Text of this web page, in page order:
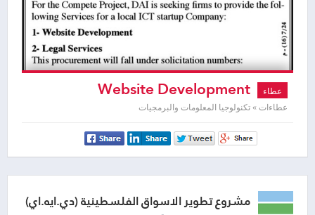
عطاء
عطاءات » تكنولوجيا المعلومات والبرمجيات
مشروع تطوير الاسواق الفلسطينية (دي.ايه.اي)